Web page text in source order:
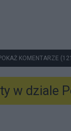
KOMENTARZE
w dziale